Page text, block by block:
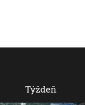
Týždeň